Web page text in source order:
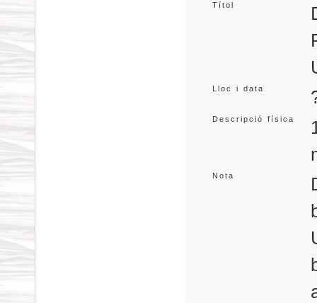
Títol
Lloc i data
Descripció física
Nota